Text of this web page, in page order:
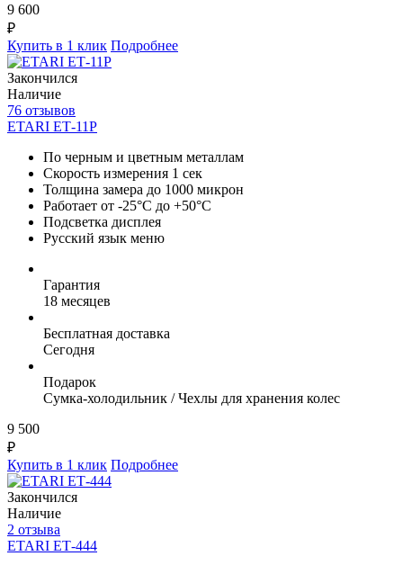
9 600
₽
Купить в 1 клик Подробнее
Закончился
Наличие
76 отзывов
ETARI ЕТ-11Р
По черным и цветным металлам
Скорость измерения 1 сек
Толщина замера до 1000 микрон
Работает от -25°C до +50°C
Подсветка дисплея
Русский язык меню
Гарантия
18 месяцев
Бесплатная доставка
Сегодня
Подарок
Сумка-холодильник / Чехлы для хранения колес
9 500
₽
Купить в 1 клик Подробнее
Закончился
Наличие
2 отзыва
ETARI ЕТ-444